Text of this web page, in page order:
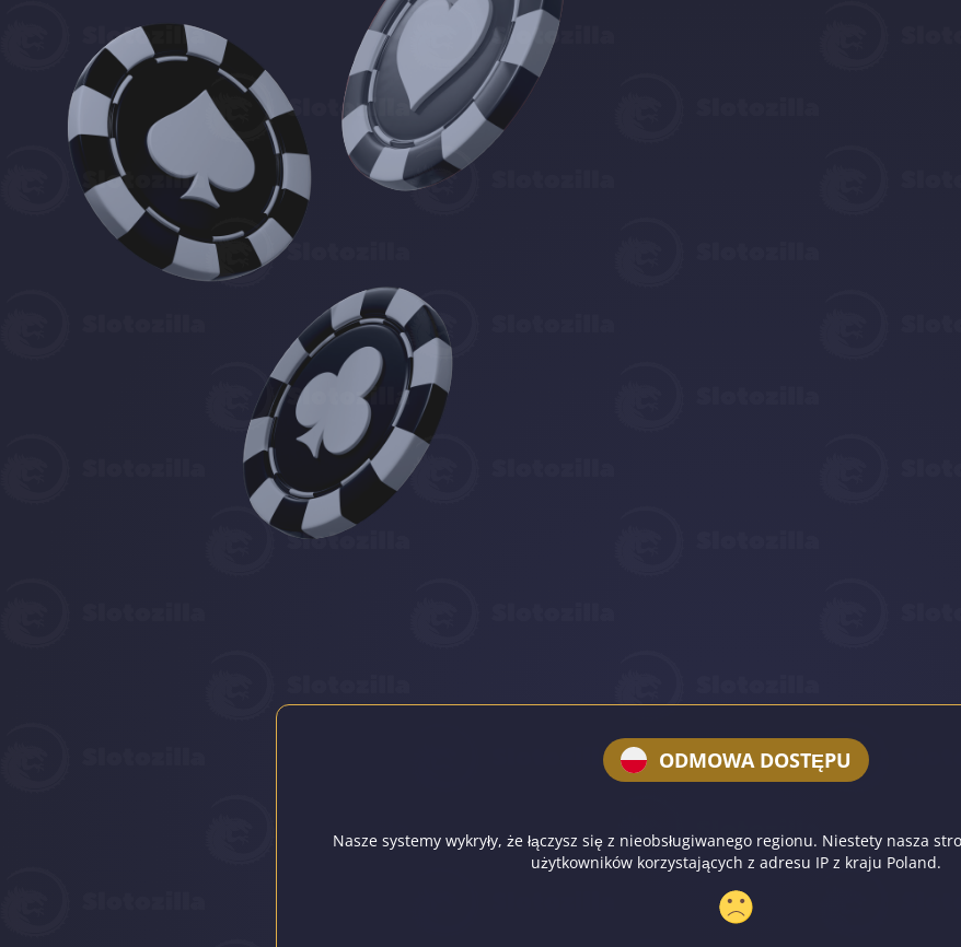
ODMOWA DOSTĘPU
Nasze systemy wykryły, że łączysz się z nieobsługiwanego regionu. Niestety nasza
użytkowników korzystających z adresu IP z kraju Poland.